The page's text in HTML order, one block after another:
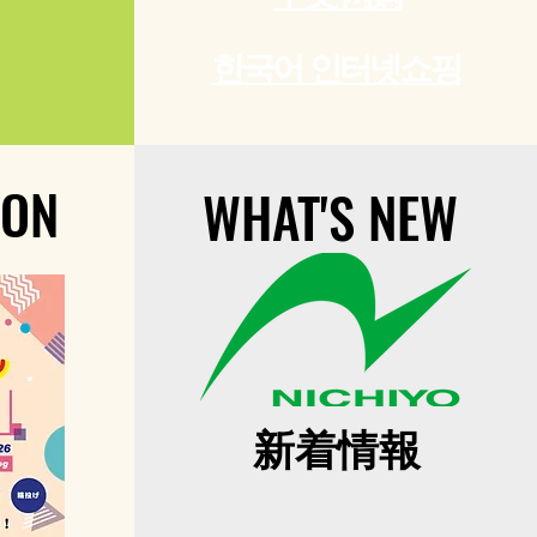
WHAT'S NEW
WHAT'S NEW
新着情報